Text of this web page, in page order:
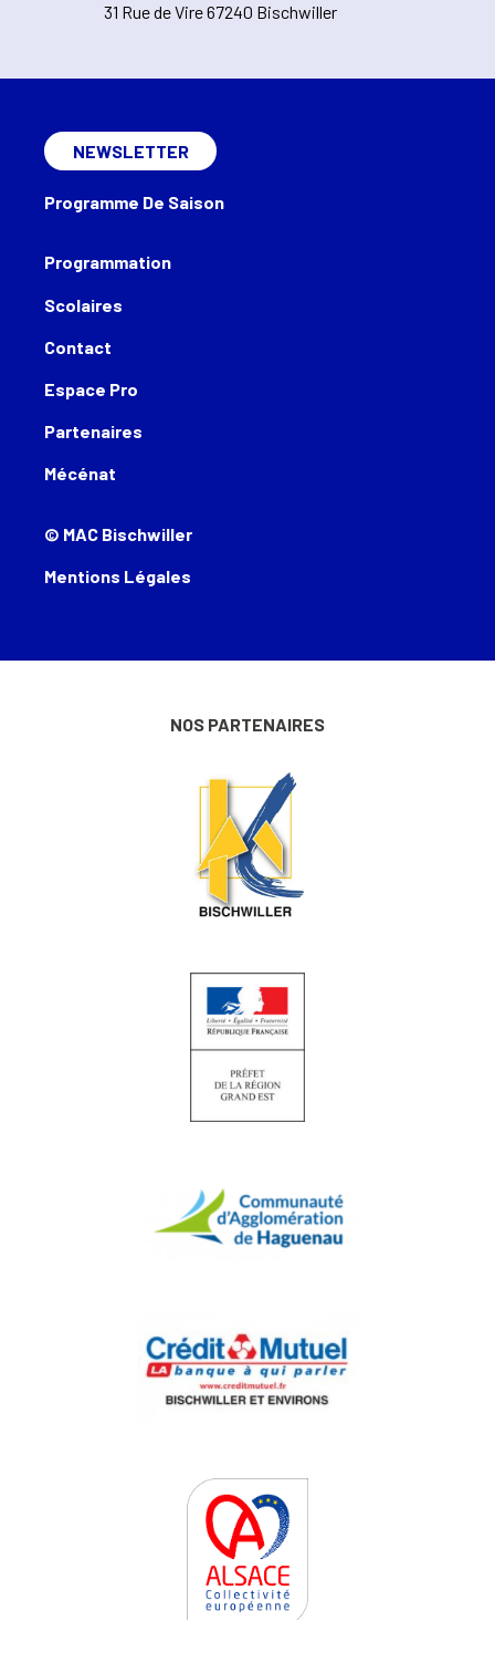
31 Rue de Vire 67240 Bischwiller
Programmation
Scolaires
Contact
Espace Pro
Partenaires
Mécénat
NEWSLETTER
Programme De Saison
© MAC Bischwiller
Mentions Légales
NOS PARTENAIRES